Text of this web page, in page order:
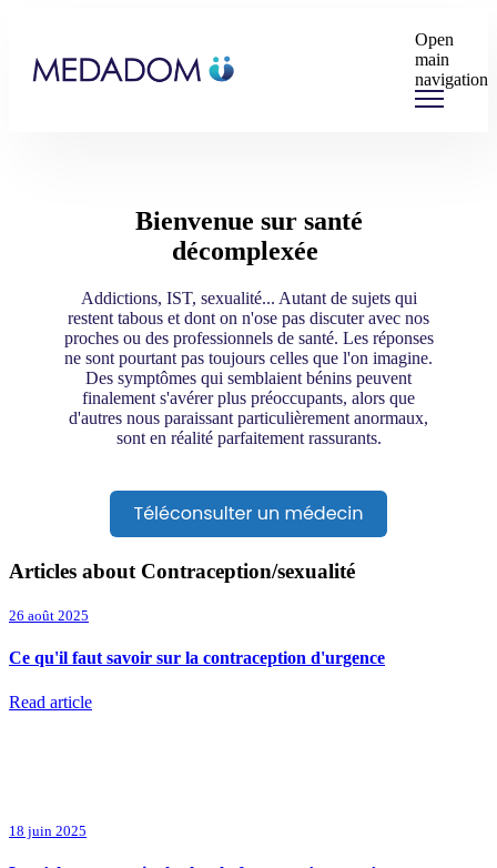
Open
main
navigation
Bienvenue sur santé
décomplexée
Addictions, IST, sexualité... Autant de sujets qui
restent tabous et dont on n'ose pas discuter avec nos
proches ou des professionnels de santé. Les réponses
ne sont pourtant pas toujours celles que l'on imagine.
Des symptômes qui semblaient bénins peuvent
finalement s'avérer plus préoccupants, alors que
d'autres nous paraissant particulièrement anormaux,
sont en réalité parfaitement rassurants.
Articles about Contraception/sexualité
26 août 2025
Ce qu'il faut savoir sur la contraception d'urgence
Read article
18 juin 2025